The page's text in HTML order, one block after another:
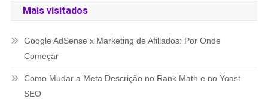
Mais visitados
Google AdSense x Marketing de Afiliados: Por Onde
Começar
Como Mudar a Meta Descrição no Rank Math e no Yoast
SEO